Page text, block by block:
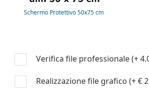
Schermo Protettivo 50x75 cm
Verifica file professionale(+
Realizzazione file grafico (+ €